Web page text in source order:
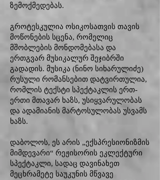
ზემოქმედებას.
გროტესკულია ოსიკოსათვის თავის
მოწონების სცენა, რომელიც
მშობლების მონდომებასა და
ერთგვარ მუსიკალურ შეჯიბრში
გადადის. მუსიკა (ნინო სიხარულიძე)
რუსული რომანსებით დატვირთულია,
რომლის ტექსტი სპექტაკლის ერთ-
ერთი მთავარ ხაზს, უსიყვარულობას
და ადამიანის მარტოსულობას უსვამს
ხაზს.
დაბოლოს, ეს არის „ექსპრესიონიზმის
მიმდევარი“ რეჟისორის ეკლექტური
სპექტაკლი, სადაც დავინახეთ
მეცხრამეტე საუკუნის მწვავე